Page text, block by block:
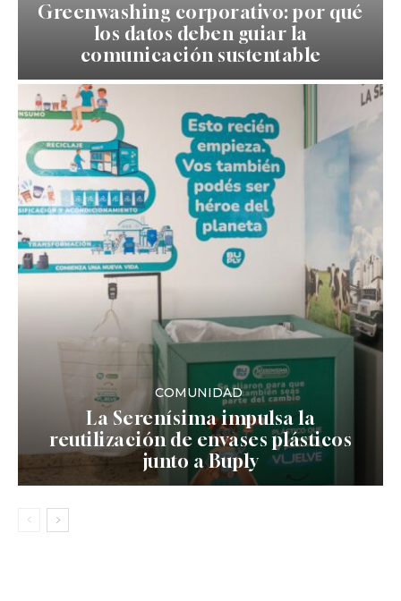
Greenwashing corporativo: por qué
los datos deben guiar la
comunicación sustentable
COMUNIDAD
La Serenísima impulsa la
reutilización de envases plásticos
junto a Buply